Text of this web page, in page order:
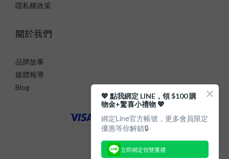
隱私權政策
關於我們
品牌故事
媒體報導
Blog
💖 點我綁定 LINE，領 $100 購
物金+驚喜小禮物 💖
綁定Line官方帳號，更多會員限定
優惠等你解鎖🔒
立即綁定領雙重禮